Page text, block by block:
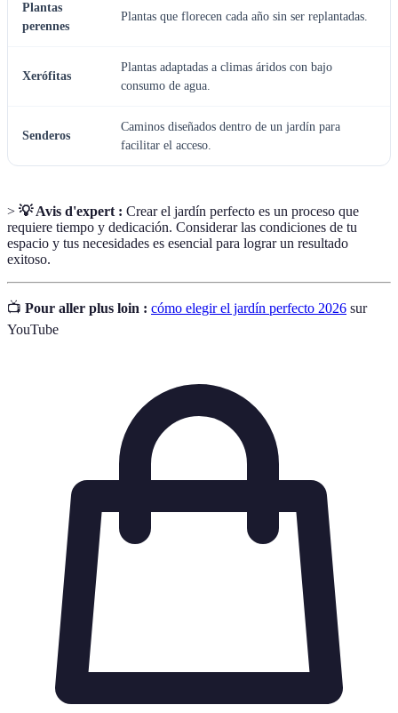
Plantas
perennes
Plantas que florecen cada año sin ser replantadas.
Xerófitas
Plantas adaptadas a climas áridos con bajo
consumo de agua.
Senderos
Caminos diseñados dentro de un jardín para
facilitar el acceso.
> 💡 Avis d'expert : Crear el jardín perfecto es un proceso que
requiere tiempo y dedicación. Considerar las condiciones de tu
espacio y tus necesidades es esencial para lograr un resultado
exitoso.
📺 Pour aller plus loin : cómo elegir el jardín perfecto 2026 sur
YouTube